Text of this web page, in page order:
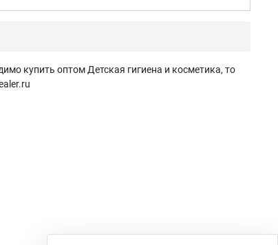
купить оптом Детская гигиена и косметика, то